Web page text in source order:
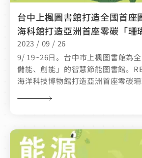
台中上楓圖書館打造全國首座
海科館打造亞洲首座零碳「珊
2023 / 09 / 26
9/ 19~26日。台中市上楓圖書館為全
儲能、創能」的智慧節能圖書館。
海洋科技博物館打造亞洲首座零碳珊